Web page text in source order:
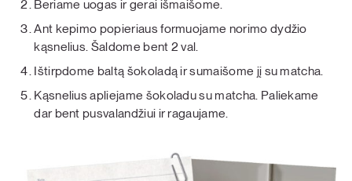
Beriame uogas ir gerai išmaišome.
Ant kepimo popieriaus formuojame norimo dydžio
kąsnelius. Šaldome bent 2 val.
Ištirpdome baltą šokoladą ir sumaišome jį su matcha.
Kąsnelius apliejame šokoladu su matcha. Paliekame
dar bent pusvalandžiui ir ragaujame.